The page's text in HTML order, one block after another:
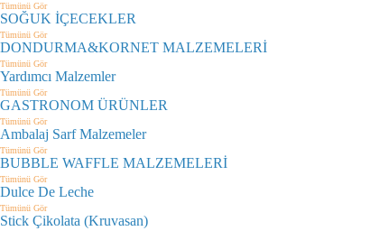
Tümünü Gör
SOĞUK İÇECEKLER
Tümünü Gör
DONDURMA&KORNET MALZEMELERİ
Tümünü Gör
Yardımcı Malzemler
Tümünü Gör
GASTRONOM ÜRÜNLER
Tümünü Gör
Ambalaj Sarf Malzemeler
Tümünü Gör
BUBBLE WAFFLE MALZEMELERİ
Tümünü Gör
Dulce De Leche
Tümünü Gör
Stick Çikolata (Kruvasan)